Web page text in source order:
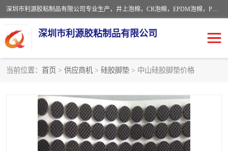
深圳市利源胶粘制品有限公司专业生产，井上泡棉，CR泡棉，EPDM泡棉，PORON泡棉厚度剖切，公差正负0.1mm，硅胶条，脚垫，异形一次成型，雕刻EVA海绵；包装材料:精密仪器、医疗器具、运输时缓冲、防震材料。建筑:住房装潢材料、房屋门窗密封；轻便、强韧性：轻便并且具有较强的韧性，良好的耐油性与耐溶剂性。隔热性：导热性低具有优越的保温性，具有的回弹性。
深圳市利源胶粘制品有限公司
当前位置： 首页 > 供应商机 > 硅胶脚垫 > 中山硅胶脚垫价格
PORON泡棉 防火海绵
EVA珍珠棉异形 硅胶脚垫